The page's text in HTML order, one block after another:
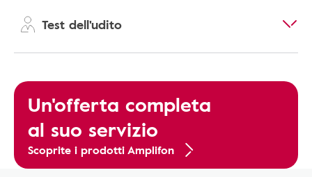
Test dell'udito
Un'offerta completa
al suo servizio
Scoprite i prodotti Amplifon